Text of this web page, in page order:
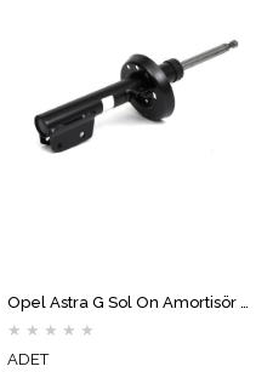
Opel Astra G Sol Ön Amortisör MONROE
★ ★ ★ ★ ★
ADET